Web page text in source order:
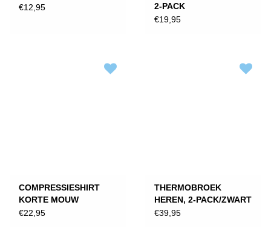
€12,95
2-PACK
€19,95
COMPRESSIESHIRT
KORTE MOUW
COMFORT • HEREN
€22,95
THERMOBROEK
HEREN, 2-PACK/ZWART
€39,95